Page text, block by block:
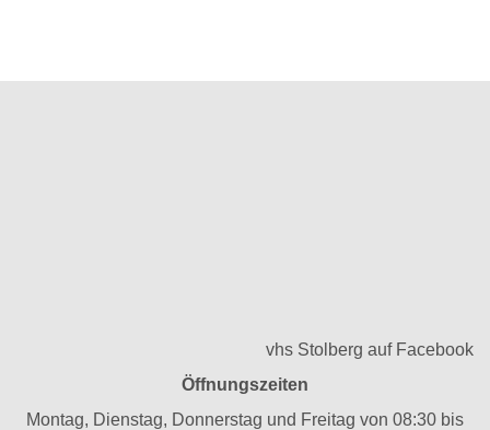
vhs Stolberg auf Facebook
Öffnungszeiten
Montag, Dienstag, Donnerstag und Freitag von 08:30 bis